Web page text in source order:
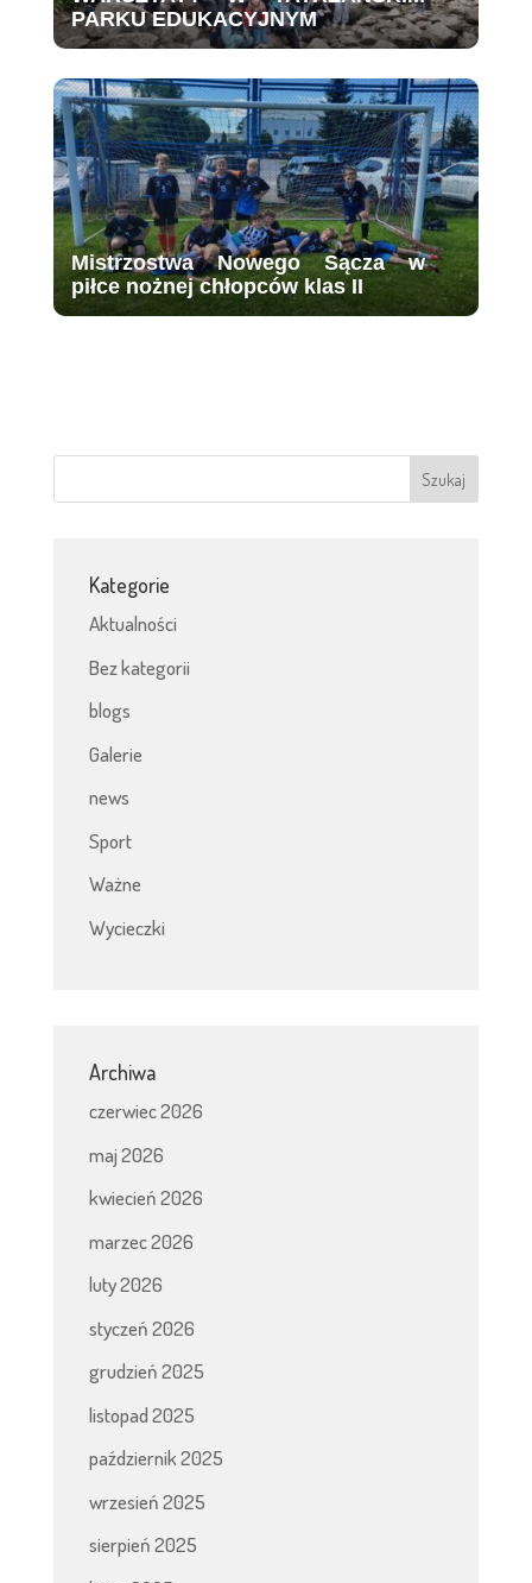
PARKU EDUKACYJNYM
Mistrzostwa Nowego Sącza w
piłce nożnej chłopców klas II
Kategorie
Aktualności
Bez kategorii
blogs
Galerie
news
Sport
Ważne
Wycieczki
Archiwa
czerwiec 2026
maj 2026
kwiecień 2026
marzec 2026
luty 2026
styczeń 2026
grudzień 2025
listopad 2025
październik 2025
wrzesień 2025
sierpień 2025